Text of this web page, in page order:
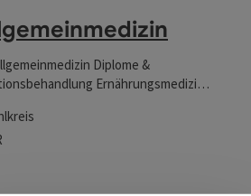
Diplome &
Ernährungsmedizin
geöffnetgeöffnet
Freitag geöffnet